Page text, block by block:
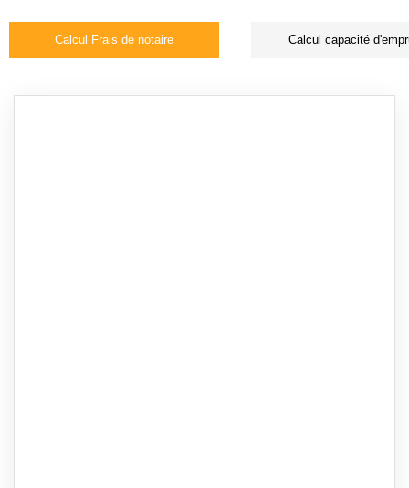
Calcul Frais de notaire Calcul capacité